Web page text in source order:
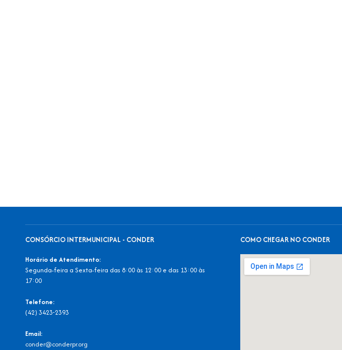
CONSÓRCIO INTERMUNICIPAL - CONDER
Horário de Atendimento:
Segunda-feira a Sexta-feira das 8:00 às 12:00 e das 13:00 às
17:00
Telefone:
(42) 3423-2393
Email:
conder@conderpr.org
COMO CHEGAR NO CONDER